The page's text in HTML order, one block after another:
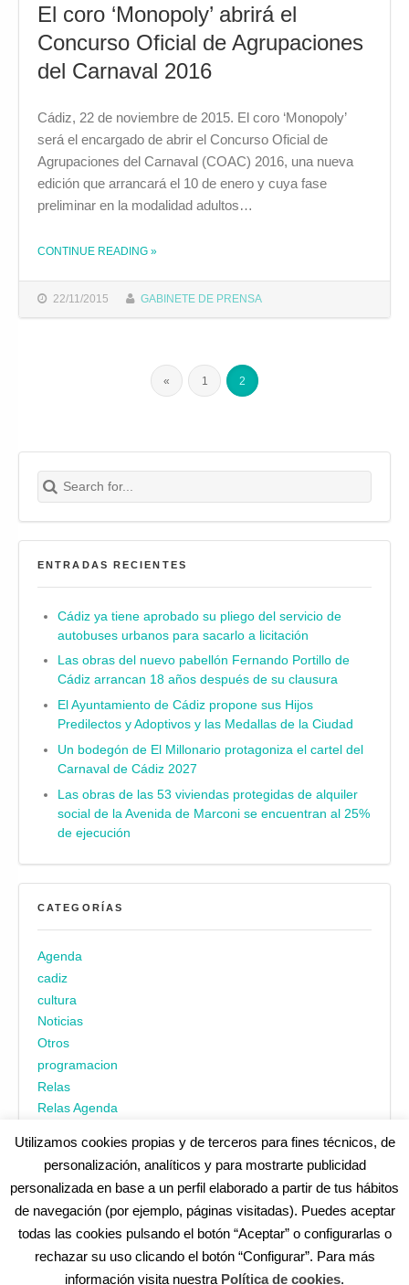
El coro ‘Monopoly’ abrirá el
Concurso Oficial de Agrupaciones
del Carnaval 2016
22/11/2015 GABINETE DE PRENSA
Cádiz, 22 de noviembre de 2015. El coro ‘Monopoly’
será el encargado de abrir el Concurso Oficial de
Agrupaciones del Carnaval (COAC) 2016, una nueva
edición que arrancará el 10 de enero y cuya fase
preliminar en la modalidad adultos…
CONTINUE READING THE "EL CORO ‘MONOPOLY’ ABRIRÁ EL CONCURSO OFICIAL DE AGRUPACIONES DEL CARNAVAL 2016"
»
« 1 2
Search for:
Buscar
ENTRADAS RECIENTES
Cádiz ya tiene aprobado su pliego del servicio de
autobuses urbanos para sacarlo a licitación
Las obras del nuevo pabellón Fernando Portillo de
Cádiz arrancan 18 años después de su clausura
El Ayuntamiento de Cádiz propone sus Hijos
Predilectos y Adoptivos y las Medallas de la Ciudad
Un bodegón de El Millonario protagoniza el cartel del
Carnaval de Cádiz 2027
Las obras de las 53 viviendas protegidas de alquiler
social de la Avenida de Marconi se encuentran al 25%
de ejecución
CATEGORÍAS
Agenda
cadiz
cultura
Noticias
Otros
programacion
Relas
Relas Agenda
¿No encuentras alguna cosa? Echa un vistazo encadiz.es|
Aviso legal| Política de privacidad|Accesibilidad| Política de
Utilizamos cookies propias y de terceros para fines técnicos, de
personalización, analíticos y para mostrarte publicidad
personalizada en base a un perfil elaborado a partir de tus hábitos
de navegación (por ejemplo, páginas visitadas). Puedes aceptar
todas las cookies pulsando el botón “Aceptar” o configurarlas o
rechazar su uso clicando el botón “Configurar”. Para más
información visita nuestra Política de cookies.